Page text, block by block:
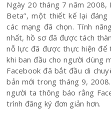
Ngày 20 tháng 7 năm 2008,
Beta”, một thiết kế lại
các mạng đã chọn. Tính
nhất, hồ sơ đã được tách
nỗ lực đã được thực hiện để
khi ban đầu cho người dùng
Facebook đã bắt đầu di
bản mới trong tháng 9,
người ta thông báo rằng
trình đăng ký đơn giản hơn.